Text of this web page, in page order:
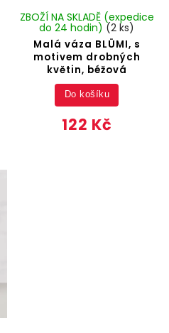
Malá váza BLÜMI, s
motivem drobných
květin, béžová
ZBOŽÍ NA SKLADĚ (expedice
do 24 hodin) (2 ks)
122 Kč
Do košíku